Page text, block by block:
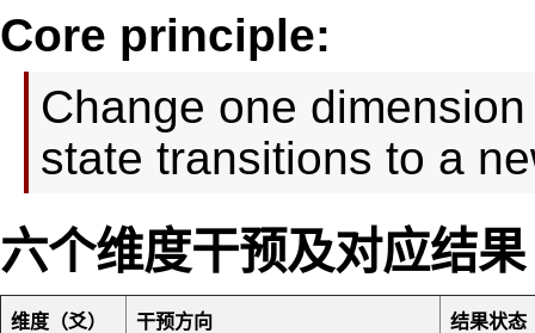
Core principle:
Change one
state transitions to a
六个维度干预及对应结果
维度（爻） 干预方向 结果状态